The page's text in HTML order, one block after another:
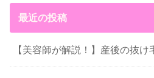
最近の投稿
【美容師が解説！】産後の抜け